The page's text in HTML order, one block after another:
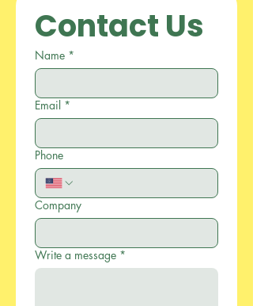
Contact Us
Name *
Email *
Phone
Company
Write a message *